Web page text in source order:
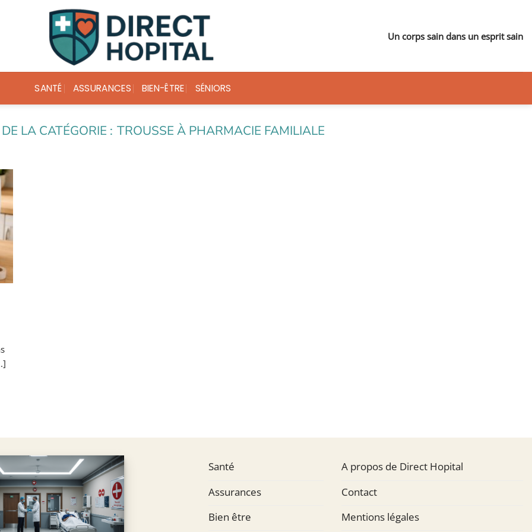
Un corps sain dans un esprit sain
SANTÉ ASSURANCES BIEN-ÊTRE SÉNIORS
TROUSSE À PHARMACIE FAMILIALE
Santé
Assurances
Bien être
A propos de Direct Hopital
Contact
Mentions légales